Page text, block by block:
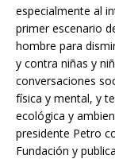
especialmente al
primer escenario
hombre para
y contra niñas y
conversaciones
física y mental, y
ecológica y
presidente Petro
Fundación y